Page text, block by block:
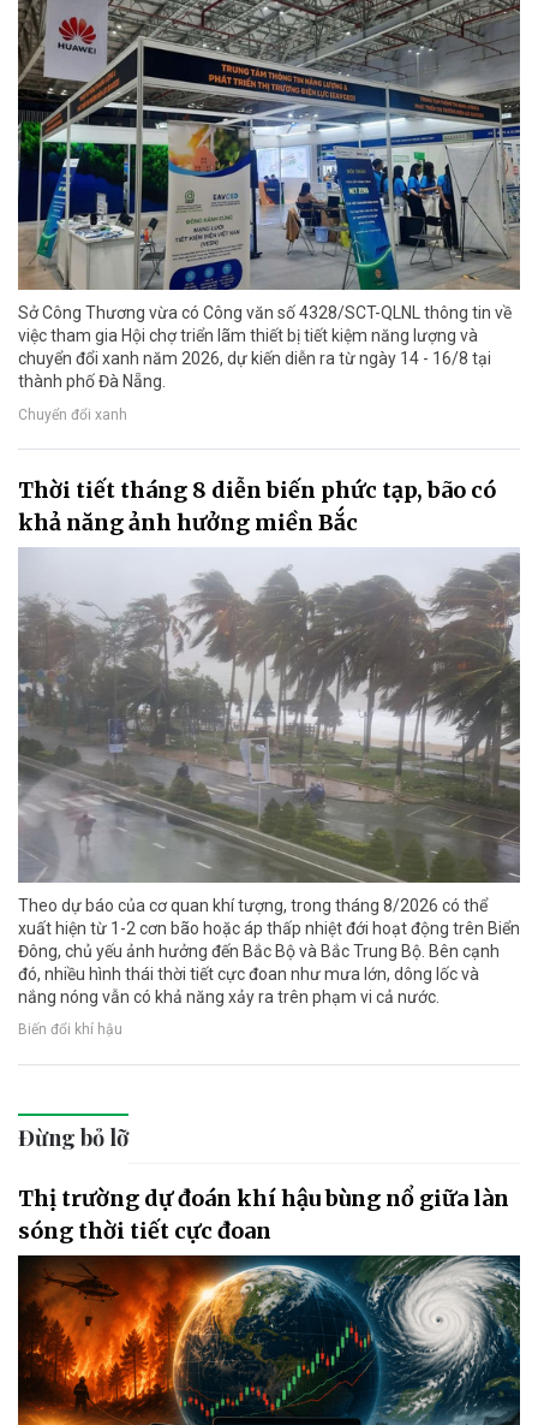
Sở Công Thương vừa có Công văn số 4328/SCT-QLNL thông tin về
việc tham gia Hội chợ triển lãm thiết bị tiết kiệm năng lượng và
chuyển đổi xanh năm 2026, dự kiến diễn ra từ ngày 14 - 16/8 tại
thành phố Đà Nẵng.
Chuyển đổi xanh
Thời tiết tháng 8 diễn biến phức tạp, bão có
khả năng ảnh hưởng miền Bắc
Theo dự báo của cơ quan khí tượng, trong tháng 8/2026 có thể
xuất hiện từ 1-2 cơn bão hoặc áp thấp nhiệt đới hoạt động trên Biển
Đông, chủ yếu ảnh hưởng đến Bắc Bộ và Bắc Trung Bộ. Bên cạnh
đó, nhiều hình thái thời tiết cực đoan như mưa lớn, dông lốc và
nắng nóng vẫn có khả năng xảy ra trên phạm vi cả nước.
Biến đổi khí hậu
Đừng bỏ lỡ
Thị trường dự đoán khí hậu bùng nổ giữa làn
sóng thời tiết cực đoan